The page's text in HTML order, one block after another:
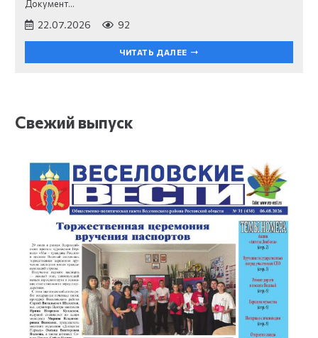
Документ…
22.07.2026 92
ЧИТАТЬ ДАЛЕЕ
Свежий выпуск